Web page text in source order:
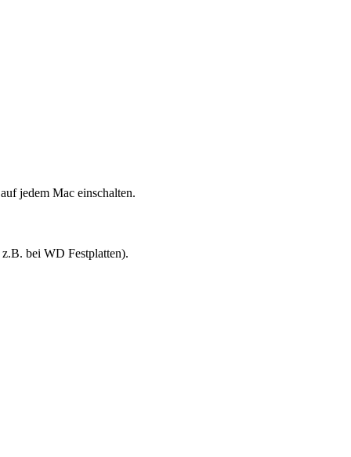
jedem Mac einschalten.
bei WD Festplatten).